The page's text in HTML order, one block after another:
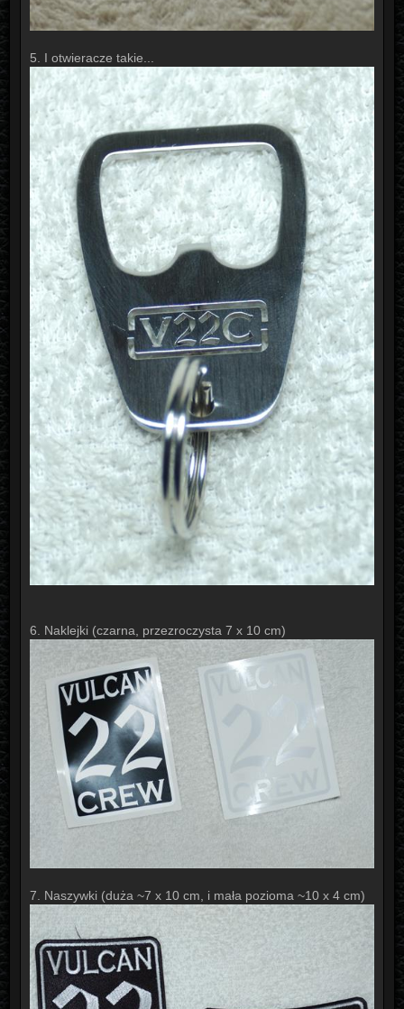
5. I otwieracze takie...
6. Naklejki (czarna, przezroczysta 7 x 10 cm)
7. Naszywki (duża ~7 x 10 cm, i mała pozioma ~10 x 4 cm)